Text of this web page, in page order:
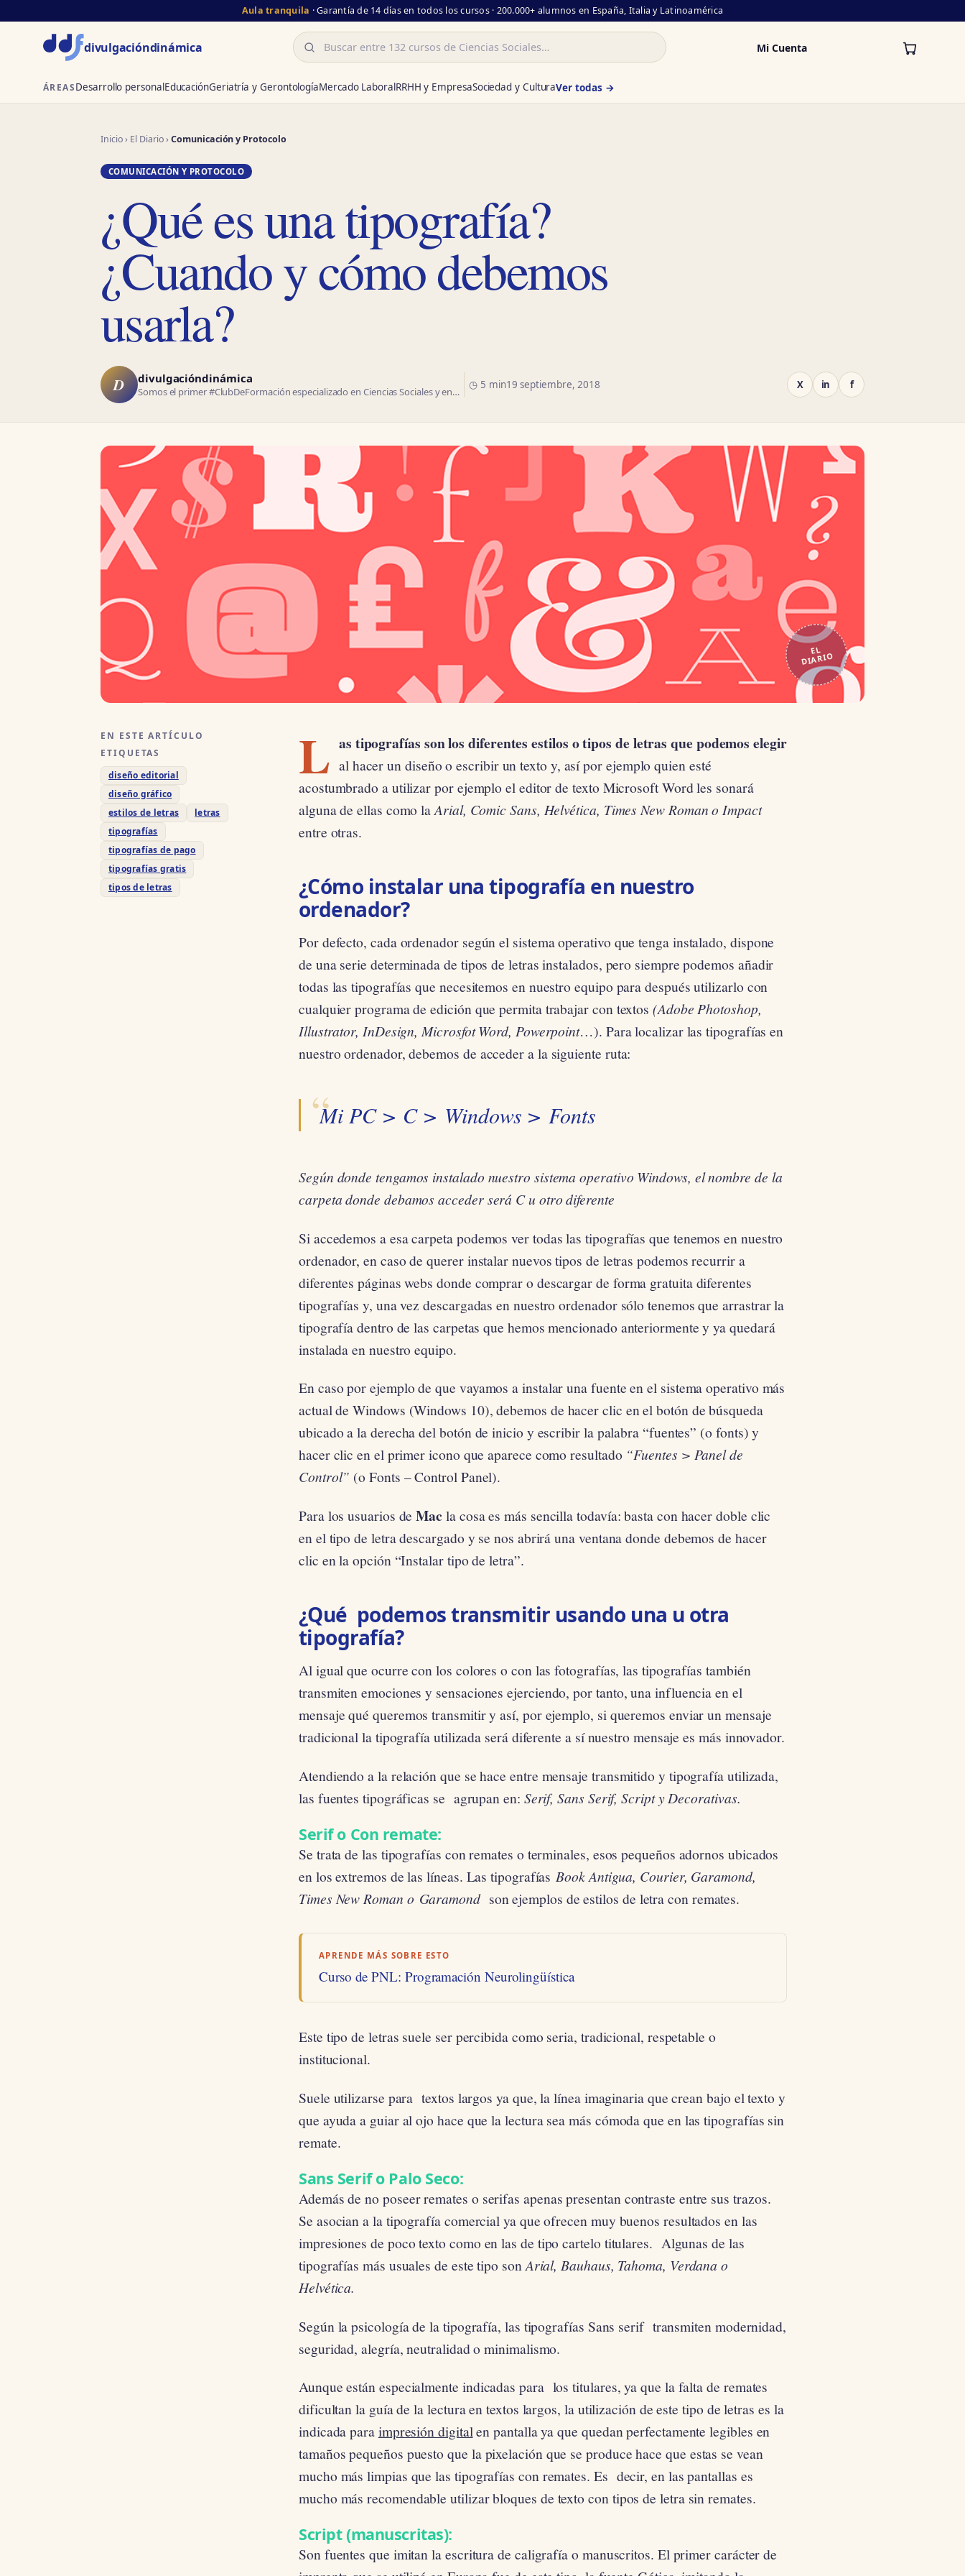
Aula tranquila · Garantía de 14 días en todos los cursos · 200.000+ alumnos en España, Italia y Latinoamérica
divulgacióndinámica Buscar Mi Cuenta
ÁREASDesarrollo personalEducaciónGeriatría y GerontologíaMercado LaboralRRHH y EmpresaSociedad y CulturaVer todas →
Inicio› El Diario›Comunicación y Protocolo
COMUNICACIÓN Y PROTOCOLO
¿Qué es una tipografía?
¿Cuando y cómo debemos
usarla?
D divulgacióndinámica
Somos el primer #ClubDeFormación especializado en Ciencias Sociales y en…
◷ 5 min19 septiembre, 2018 X in f
EL
DIARIO
EN ESTE ARTÍCULO
ETIQUETAS
diseño editorial
diseño gráfico
estilos de letras
letras
tipografías
tipografías de pago
tipografías gratis
tipos de letras
L as tipografías son los diferentes estilos o tipos de letras que podemos elegir
al hacer un diseño o escribir un texto y, así por ejemplo quien esté
acostumbrado a utilizar por ejemplo el editor de texto Microsoft Word les sonará
alguna de ellas como laArial, Comic Sans, Helvética, Times New Roman o Impact
entre otras.
¿Cómo instalar una tipografía en nuestro
ordenador?
Por defecto, cada ordenador según el sistema operativo que tenga instalado, dispone
de una serie determinada de tipos de letras instalados, pero siempre podemos añadir
todas las tipografías que necesitemos en nuestro equipo para después utilizarlo con
cualquier programa de edición que permita trabajar con textos(Adobe Photoshop,
Illustrator, InDesign, Microsfot Word, Powerpoint…). Para localizar las tipografías en
nuestro ordenador, debemos de acceder a la siguiente ruta:
Mi PC > C > Windows >Fonts
Según donde tengamos instalado nuestro sistema operativo Windows, el nombre de la
carpeta donde debamos acceder será C u otro diferente
Si accedemos a esa carpeta podemos ver todas las tipografías que tenemos en nuestro
ordenador, en caso de querer instalar nuevos tipos de letras podemos recurrir a
diferentes páginas webs donde comprar o descargar de forma gratuita diferentes
tipografías y, una vez descargadas en nuestro ordenador sólo tenemos que arrastrar la
tipografía dentro de las carpetas que hemos mencionado anteriormente y ya quedará
instalada en nuestro equipo.
En caso por ejemplo de que vayamos a instalar una fuente en el sistema operativo más
actual de Windows (Windows 10), debemos de hacer clic en el botón de búsqueda
ubicado a la derecha del botón de inicio y escribir la palabra “fuentes” (o fonts) y
hacer clic en el primer icono que aparece como resultado “Fuentes > Panel de
Control” (o Fonts – Control Panel).
Para los usuarios deMac la cosa es más sencilla todavía: basta con hacer doble clic
en el tipo de letra descargado y se nos abrirá una ventana donde debemos de hacer
clic en la opción “Instalar tipo de letra”.
¿Qué podemos transmitir usando una u otra
tipografía?
Al igual que ocurre con los colores o con las fotografías, las tipografías también
transmiten emociones y sensaciones ejerciendo, por tanto, una influencia en el
mensaje qué queremos transmitir y así, por ejemplo, si queremos enviar un mensaje
tradicional la tipografía utilizada será diferente a sí nuestro mensaje es más innovador.
Atendiendo a la relación que se hace entre mensaje transmitido y tipografía utilizada,
las fuentes tipográficas se agrupan en: Serif, Sans Serif, Script y Decorativas.
Serif o Con remate:
Se trata de las tipografías con remates o terminales, esos pequeños adornos ubicados
en los extremos de las líneas. Las tipografíasBook Antigua, Courier, Garamond,
Times New Roman o Garamondson ejemplos de estilos de letra con remates.
APRENDE MÁS SOBRE ESTO
Curso de PNL: Programación Neurolingüística
Este tipo de letras suele ser percibida como seria, tradicional, respetable o
institucional.
Suele utilizarse para textos largos ya que, la línea imaginaria que crean bajo el texto y
que ayuda a guiar al ojo hace que la lectura sea más cómoda que en las tipografías sin
remate.
Sans Serif o Palo Seco:
Además de no poseer remates o serifas apenas presentan contraste entre sus trazos.
Se asocian a la tipografía comercial ya que ofrecen muy buenos resultados en las
impresiones de poco texto como en las de tipo cartelo titulares. Algunas de las
tipografías más usuales de este tipo son Arial, Bauhaus, Tahoma, Verdana o
Helvética.
Según la psicología de la tipografía, las tipografías Sans serif transmiten modernidad,
seguridad, alegría, neutralidad o minimalismo.
Aunque están especialmente indicadas para los titulares, ya que la falta de remates
dificultan la guía de la lectura en textos largos, la utilización de este tipo de letras es la
indicada paraimpresión digitalen pantalla ya que quedan perfectamente legibles en
tamaños pequeños puesto que la pixelación que se produce hace que estas se vean
mucho más limpias que las tipografías con remates. Es decir, en las pantallas es
mucho más recomendable utilizar bloques de texto con tipos de letra sin remates.
Script (manuscritas):
Son fuentes que imitan la escritura de caligrafía o manuscritos. El primer carácter de